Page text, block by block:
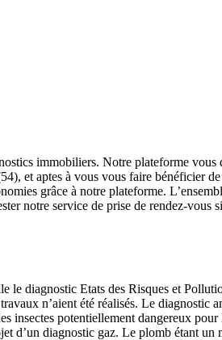
immobiliers. Notre plateforme vous
et aptes à vous vous faire bénéficier
grâce à notre plateforme.
notre service de prise de rendez-vous
le diagnostic Etats des Risques et
n’aient été réalisés. Le diagnostic
insectes potentiellement dangereux pour
d’un diagnostic gaz. Le plomb étant un